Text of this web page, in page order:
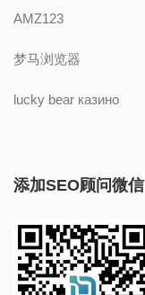
AMZ123
梦马浏览器
lucky bear казино
添加SEO顾问微信